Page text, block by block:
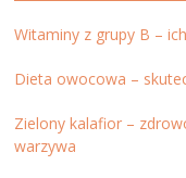
Witaminy z grupy B –
Dieta owocowa –
Zielony kalafior –
warzywa